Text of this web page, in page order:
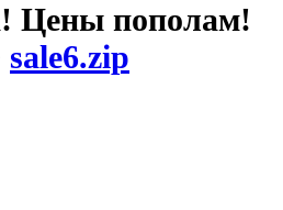
Цены пополам!
sale6.zip